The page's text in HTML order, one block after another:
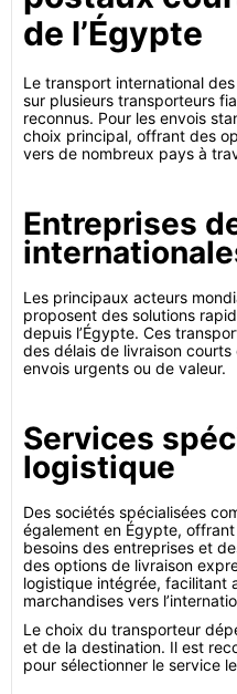
de l’Égypte
Le transport international des
sur plusieurs transporteurs
reconnus. Pour les envois
choix principal, offrant des
vers de nombreux pays à
Entreprises
Les principaux acteurs
proposent des solutions
depuis l’Égypte. Ces
des délais de livraison
envois urgents ou de valeur.
Services
logistique
Des sociétés spécialisées
également en Égypte,
besoins des entreprises et
des options de livraison
logistique intégrée, facilitant
marchandises vers
Le choix du transporteur
et de la destination. Il est
pour sélectionner le service